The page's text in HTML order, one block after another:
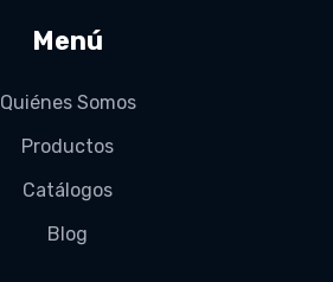
Menú
Quiénes Somos
Productos
Catálogos
Blog